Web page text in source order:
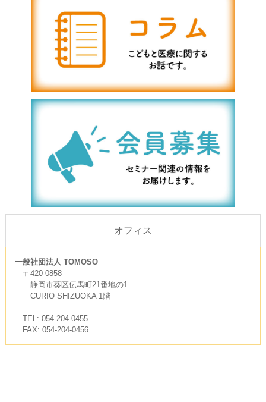
オフィス
一般社団法人 TOMOSO
〒420-0858
静岡市葵区伝馬町21番地の1
CURIO SHIZUOKA 1階
TEL: 054-204-0455
FAX: 054-204-0456